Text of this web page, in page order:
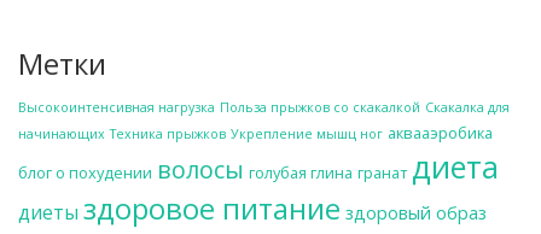
Метки
Высокоинтенсивная нагрузка Польза прыжков со скакалкой Скакалка для
начинающих Техника прыжков Укрепление мышц ног аквааэробика
блог о похудении волосы голубая глина гранат диета
диеты здоровое питание здоровый образ